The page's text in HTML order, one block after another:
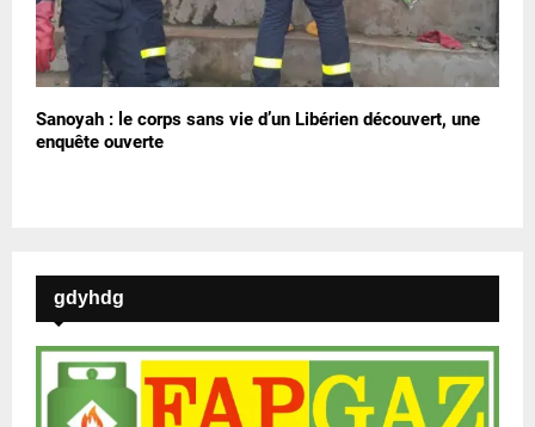
Sanoyah : le corps sans vie d’un Libérien découvert, une
enquête ouverte
gdyhdg